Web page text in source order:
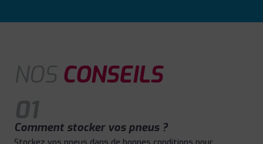
NOS CONSEILS
01
Comment stocker vos pneus ?